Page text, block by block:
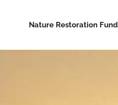
Nature Restoration Fund